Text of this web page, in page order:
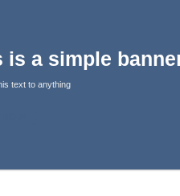
is a simple
text to anything